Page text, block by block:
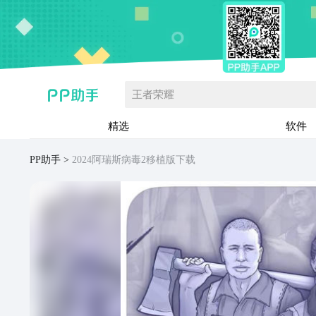
王者荣耀
精选 软件
PP助手 2024阿瑞斯病毒2移植版下载